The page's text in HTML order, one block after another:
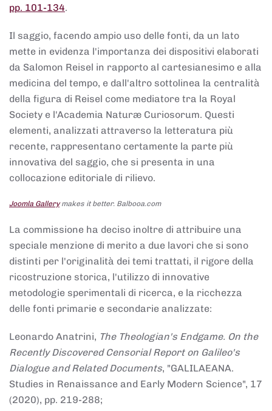
pp. 101-134.
Il saggio, facendo ampio uso delle fonti, da un lato
mette in evidenza l'importanza dei dispositivi elaborati
da Salomon Reisel in rapporto al cartesianesimo e alla
medicina del tempo, e dall'altro sottolinea la centralità
della figura di Reisel come mediatore tra la Royal
Society e l'Academia Naturæ Curiosorum. Questi
elementi, analizzati attraverso la letteratura più
recente, rappresentano certamente la parte più
innovativa del saggio, che si presenta in una
collocazione editoriale di rilievo.
Joomla Gallerymakes it better. Balbooa.com
La commissione ha deciso inoltre di attribuire una
speciale menzione di merito a due lavori che si sono
distinti per l'originalità dei temi trattati, il rigore della
ricostruzione storica, l'utilizzo di innovative
metodologie sperimentali di ricerca, e la ricchezza
delle fonti primarie e secondarie analizzate:
Leonardo Anatrini, The Theologian's Endgame. On the
Recently Discovered Censorial Report on Galileo's
Dialogue and Related Documents, "GALILAEANA.
Studies in Renaissance and Early Modern Science", 17
(2020), pp. 219-288;